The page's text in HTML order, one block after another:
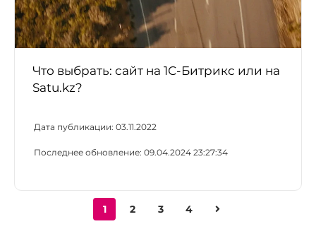
Что выбрать: сайт на 1С-Битрикс или на
Satu.kz?
Дата публикации: 03.11.2022
Последнее обновление: 09.04.2024 23:27:34
1 2 3 4